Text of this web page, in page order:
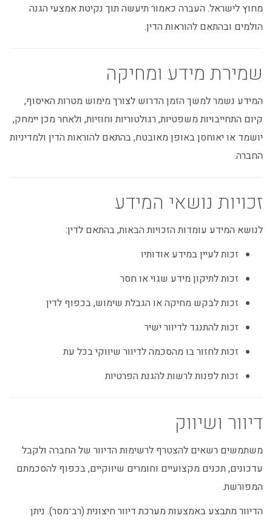
מחוץ לישראל. העברה כאמור תיעשה תוך נקיטת אמצעי הגנה
הולמים ובהתאם להוראות הדין.
שמירת מידע ומחיקה
המידע נשמר למשך הזמן הדרוש לצורך מימוש מטרות האיסוף,
קיום התחייבויות משפטיות, רגולטוריות וחוזיות, ולאחר מכן יימחק,
יושמד או יאוחסן באופן מאובטח, בהתאם להוראות הדין ולמדיניות
החברה.
זכויות נושאי המידע
לנושא המידע עומדות הזכויות הבאות, בהתאם לדין:
זכות לעיין במידע אודותיו
זכות לתיקון מידע שגוי או חסר
זכות לבקש מחיקה או הגבלת שימוש, בכפוף לדין
זכות להתנגד לדיוור ישיר
זכות לחזור בו מהסכמה לדיוור שיווקי בכל עת
זכות לפנות לרשות להגנת הפרטיות
דיוור ושיווק
משתמשים רשאים להצטרף לרשימות הדיוור של החברה ולקבל
עדכונים, תכנים מקצועיים וחומרים שיווקיים, בכפוף להסכמתם
המפורשת.
הדיוור מתבצע באמצעות מערכת דיוור חיצונית (רב־מסר). ניתן